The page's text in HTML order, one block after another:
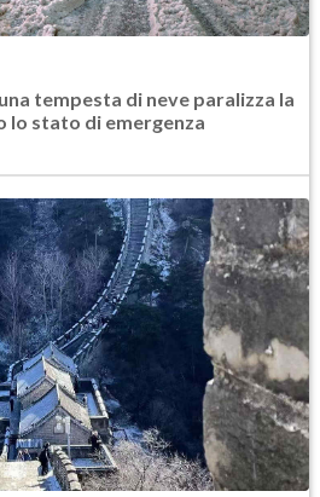
tempesta di neve paralizza la
lo stato di emergenza